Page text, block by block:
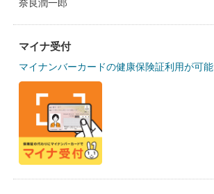
奈良潤一郎
マイナ受付
マイナンバーカードの健康保険証利用が可能